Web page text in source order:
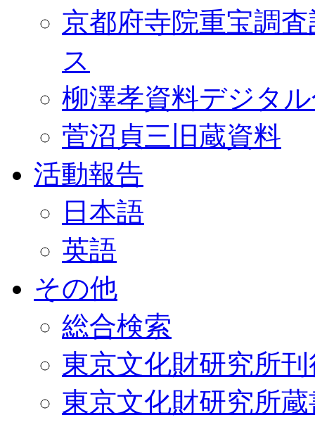
京都府寺院重宝調
ス
柳澤孝資料デジタ
菅沼貞三旧蔵資料
活動報告
日本語
英語
その他
総合検索
東京文化財研究所
東京文化財研究所